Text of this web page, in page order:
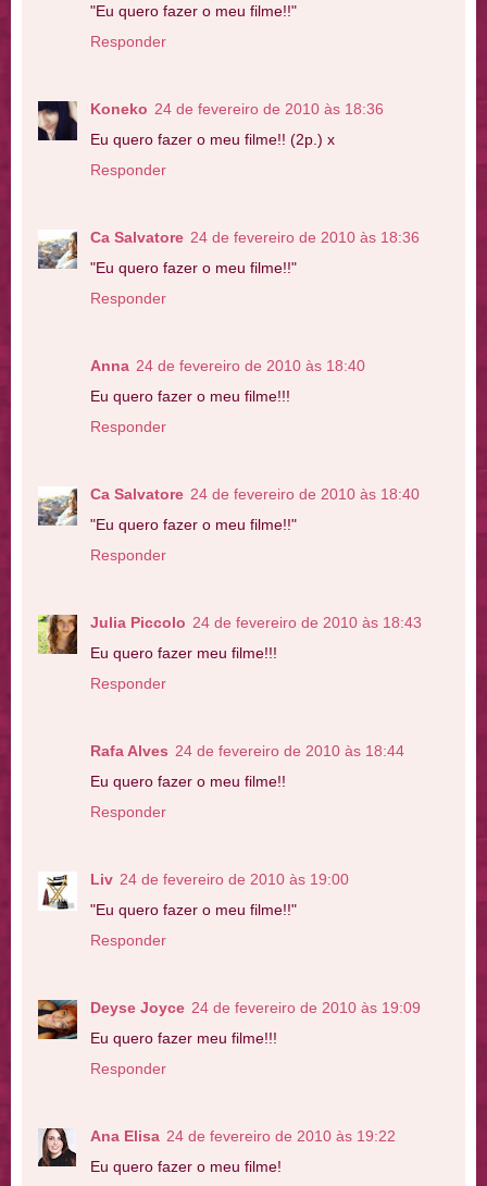
"Eu quero fazer o meu filme!!"
Responder
Koneko 24 de fevereiro de 2010 às 18:36
Eu quero fazer o meu filme!! (2p.) x
Responder
Ca Salvatore 24 de fevereiro de 2010 às 18:36
"Eu quero fazer o meu filme!!"
Responder
Anna 24 de fevereiro de 2010 às 18:40
Eu quero fazer o meu filme!!!
Responder
Ca Salvatore 24 de fevereiro de 2010 às 18:40
"Eu quero fazer o meu filme!!"
Responder
Julia Piccolo 24 de fevereiro de 2010 às 18:43
Eu quero fazer meu filme!!!
Responder
Rafa Alves 24 de fevereiro de 2010 às 18:44
Eu quero fazer o meu filme!!
Responder
Liv 24 de fevereiro de 2010 às 19:00
"Eu quero fazer o meu filme!!"
Responder
Deyse Joyce 24 de fevereiro de 2010 às 19:09
Eu quero fazer meu filme!!!
Responder
Ana Elisa 24 de fevereiro de 2010 às 19:22
Eu quero fazer o meu filme!